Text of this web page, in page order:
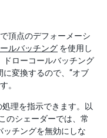
頂点のデフォーメーシ
ルバッチング を使用し
ドローコールバッチング
変換するので、“オブ
。
理を指示できます。以
のシェーダーでは、常
ッチングを無効にしな